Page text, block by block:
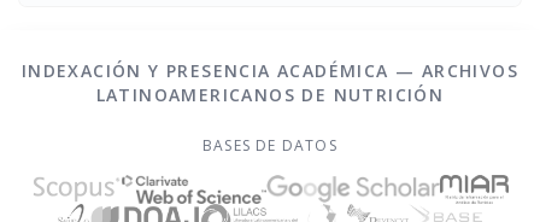
INDEXACIÓN Y PRESENCIA ACADÉMICA — ARCHIVOS
LATINOAMERICANOS DE NUTRICIÓN
BASES DE DATOS